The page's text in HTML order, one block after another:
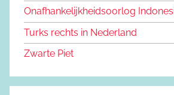
Onafhankelijkheidsoorlog
Turks rechts in Nederland
Zwarte Piet